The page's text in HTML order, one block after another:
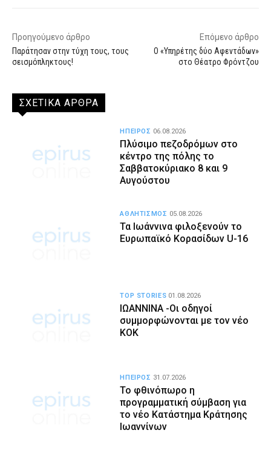
Προηγούμενο άρθρο
Παράτησαν στην τύχη τους, τους
σεισμόπληκτους!
Επόμενο άρθρο
Ο «Υπηρέτης δύο Αφεντάδων»
στο Θέατρο Φρόντζου
ΣΧΕΤΙΚΑ ΑΡΘΡΑ
Πλύσιμο πεζοδρόμων στο
κέντρο της πόλης το
Σαββατοκύριακο 8 και 9
Αυγούστου
ΗΠΕΙΡΟΣ 06.08.2026
Τα Ιωάννινα φιλοξενούν το
Ευρωπαϊκό Κορασίδων U-16
ΑΘΛΗΤΙΣΜΟΣ 05.08.2026
ΙΩΑΝΝΙΝΑ -Οι οδηγοί
συμμορφώνονται με τον νέο
ΚΟΚ
TOP STORIES 01.08.2026
Το φθινόπωρο η
προγραμματική σύμβαση για
το νέο Κατάστημα Κράτησης
Ιωαννίνων
ΗΠΕΙΡΟΣ 31.07.2026